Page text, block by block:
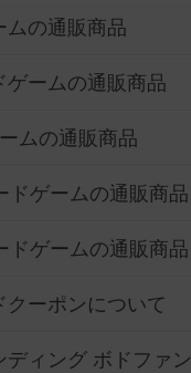
ムの通販商品
ゲームの通販商品
ムの通販商品
ドゲームの通販商品
ドゲームの通販商品
クーポンについて
ディング ボドファン